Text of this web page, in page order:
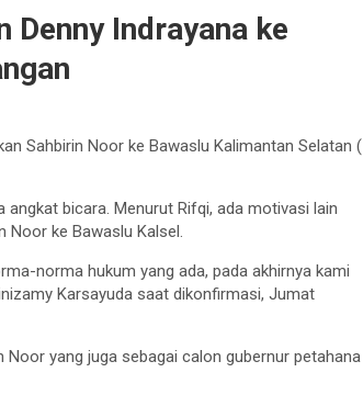
Indrayana ke
Sahbirin Noor ke Bawaslu Kalimantan Selatan (
bicara. Menurut Rifqi, ada motivasi lain
Noor ke Bawaslu Kalsel.
norma hukum yang ada, pada akhirnya kami
Karsayuda saat dikonfirmasi, Jumat
Noor yang juga sebagai calon gubernur petahana